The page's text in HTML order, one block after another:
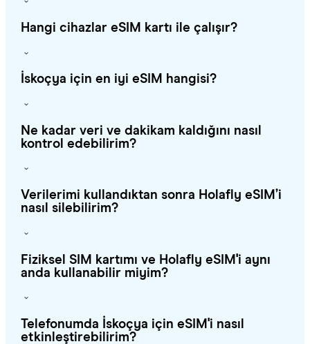
Hangi cihazlar eSIM kartı ile çalışır?
İskoçya için en iyi eSIM hangisi?
Ne kadar veri ve dakikam kaldığını nasıl
kontrol edebilirim?
Verilerimi kullandıktan sonra Holafly eSIM’i
nasıl silebilirim?
Fiziksel SIM kartımı ve Holafly eSIM'i aynı
anda kullanabilir miyim?
Telefonumda İskoçya için eSIM'i nasıl
etkinleştirebilirim?